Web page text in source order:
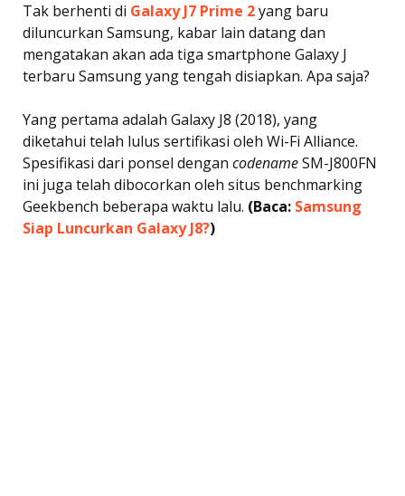
Tak berhenti di Galaxy J7 Prime 2yang baru
diluncurkan Samsung, kabar lain datang dan
mengatakan akan ada tiga smartphone Galaxy J
terbaru Samsung yang tengah disiapkan. Apa saja?
Yang pertama adalah Galaxy J8 (2018), yang
diketahui telah lulus sertifikasi oleh Wi-Fi Alliance.
Spesifikasi dari ponsel dengan codenameSM-J800FN
ini juga telah dibocorkan oleh situs benchmarking
Geekbench beberapa waktu lalu. (Baca: Samsung
Siap Luncurkan Galaxy J8?)